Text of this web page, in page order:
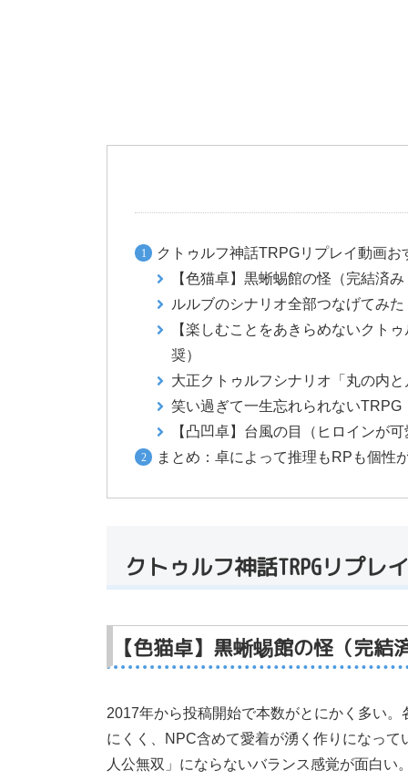
クトゥルフ神話TRPGリプレイ動画お
【色猫卓】黒蜥蜴館の怪（完結済
ルルブのシナリオ全部つなげてみ
【楽しむことをあきらめないクト
奨）
大正クトゥルフシナリオ「丸の内
笑い過ぎて一生忘れられないTRPG
【凸凹卓】台風の目（ヒロインが
まとめ：卓によって推理もRPも個性
クトゥルフ神話TRPGリプ
【色猫卓】黒蜥蜴館の怪（完
2017年から投稿開始で本数がとにかく多い
にくく、NPC含めて愛着が湧く作りになっ
人公無双」にならないバランス感覚が面白い